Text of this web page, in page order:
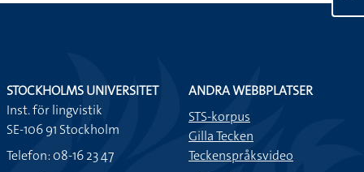
STOCKHOLMS UNIVERSITET
Inst. för lingvistik
SE-106 91 Stockholm
Telefon: 08-16 23 47
ANDRA WEBBPLATSER
STS-korpus
Gilla Tecken
Teckenspråksvideo